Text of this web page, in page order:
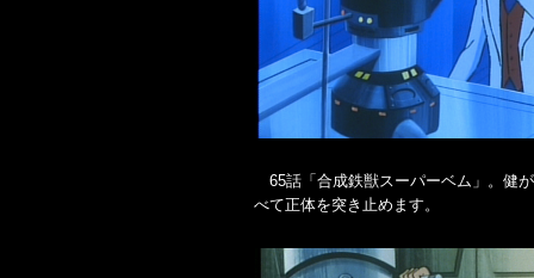
65話「合成鉄獣スーパーベム」。健
べて正体を突き止めます。